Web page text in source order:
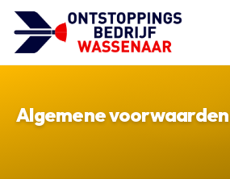
Algemene voorwaarden